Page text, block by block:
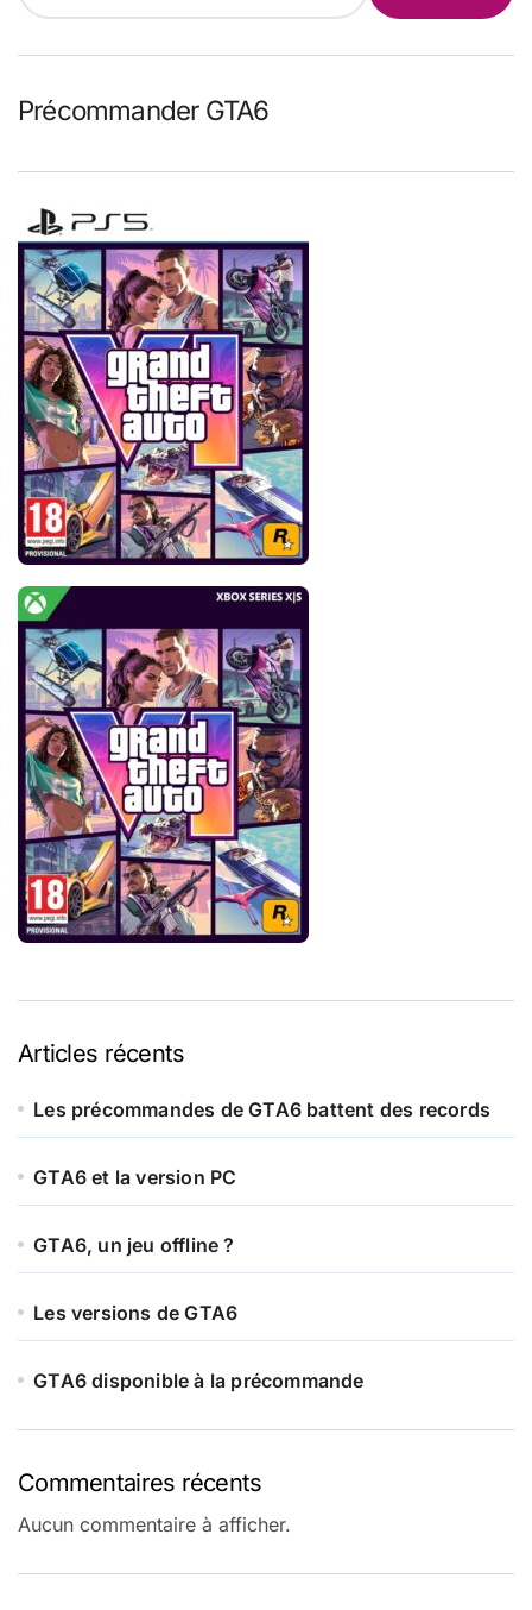
u
Précommander GTA6
Articles récents
Les précommandes de GTA6 battent des records
GTA6 et la version PC
GTA6, un jeu offline ?
Les versions de GTA6
GTA6 disponible à la précommande
Commentaires récents
Aucun commentaire à afficher.